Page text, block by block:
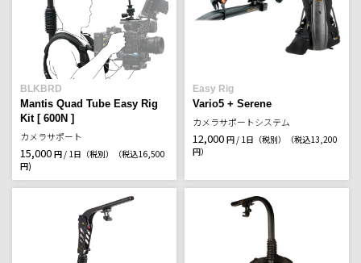
BLKBRD
Mantis Quad Tube Easy Rig
Kit [ 600N ]
カメラサポート
15,000 円 / 1日（税別）
（税込16,500
円)
Easy Rig
Vario5 + Serene
カメラサポートシステム
12,000 円 / 1日（税別）
（税込13,200
円）